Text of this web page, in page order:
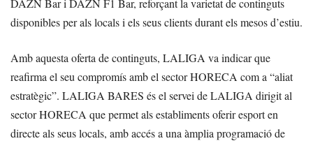
DAZN Bar i DAZN F1 Bar, reforçant la varietat de continguts
disponibles per als locals i els seus clients durant els mesos d’estiu.
Amb aquesta oferta de continguts, LALIGA va indicar que
reafirma el seu compromís amb el sector HORECA com a “aliat
estratègic”. LALIGA BARES és el servei de LALIGA dirigit al
sector HORECA que permet als establiments oferir esport en
directe als seus locals, amb accés a una àmplia programació de